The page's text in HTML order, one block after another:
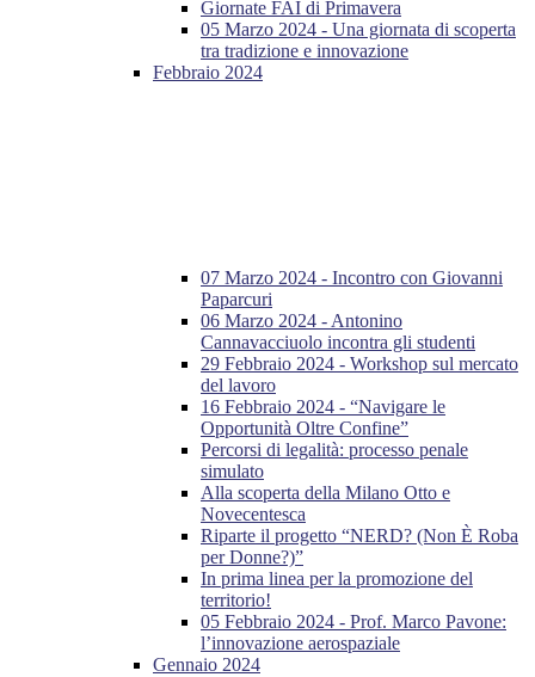
Giornate FAI di Primavera
05 Marzo 2024 - Una giornata di scoperta
tra tradizione e innovazione
Febbraio 2024
07 Marzo 2024 - Incontro con Giovanni
Paparcuri
06 Marzo 2024 - Antonino
Cannavacciuolo incontra gli studenti
29 Febbraio 2024 - Workshop sul mercato
del lavoro
16 Febbraio 2024 - “Navigare le
Opportunità Oltre Confine”
Percorsi di legalità: processo penale
simulato
Alla scoperta della Milano Otto e
Novecentesca
Riparte il progetto “NERD? (Non È Roba
per Donne?)”
In prima linea per la promozione del
territorio!
05 Febbraio 2024 - Prof. Marco Pavone:
l’innovazione aerospaziale
Gennaio 2024